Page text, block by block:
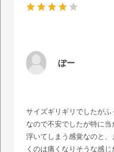
ぽー
サイズギリギリでしたが
なので不安でしたが特に
浮いてしまう感覚なのと
くのは痛くなりそうな感